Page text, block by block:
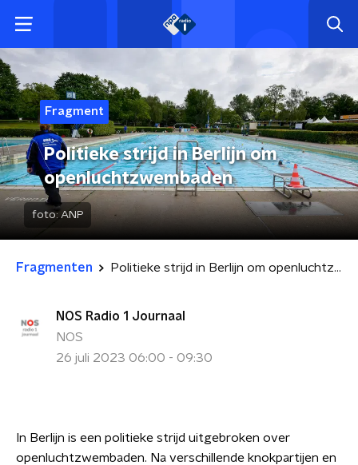
Fragment
Politieke strijd in Berlijn om
openluchtzwembaden
foto: ANP
Fragmenten Politieke strijd in Berlijn om openluchtzwembaden
NOS Radio 1 Journaal
NOS
26 juli 2023 06:00 - 09:30
In Berlijn is een politieke strijd uitgebroken over
openluchtzwembaden. Na verschillende knokpartijen en